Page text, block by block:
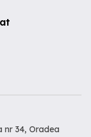
nr 34, Oradea